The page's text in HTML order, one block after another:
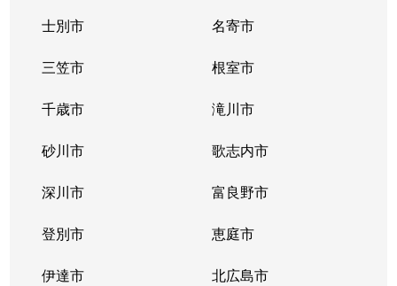
士別市 名寄市
三笠市 根室市
千歳市 滝川市
砂川市 歌志内市
深川市 富良野市
登別市 恵庭市
伊達市 北広島市